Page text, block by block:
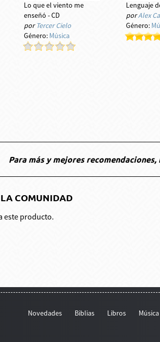
Lo que el viento me
enseñó - CD
porTercer Cielo
Género: Música
Lenguaje
porAlex
Género:
Para más y mejores
COMUNIDAD
este producto.
Novedades Biblias Libros Música